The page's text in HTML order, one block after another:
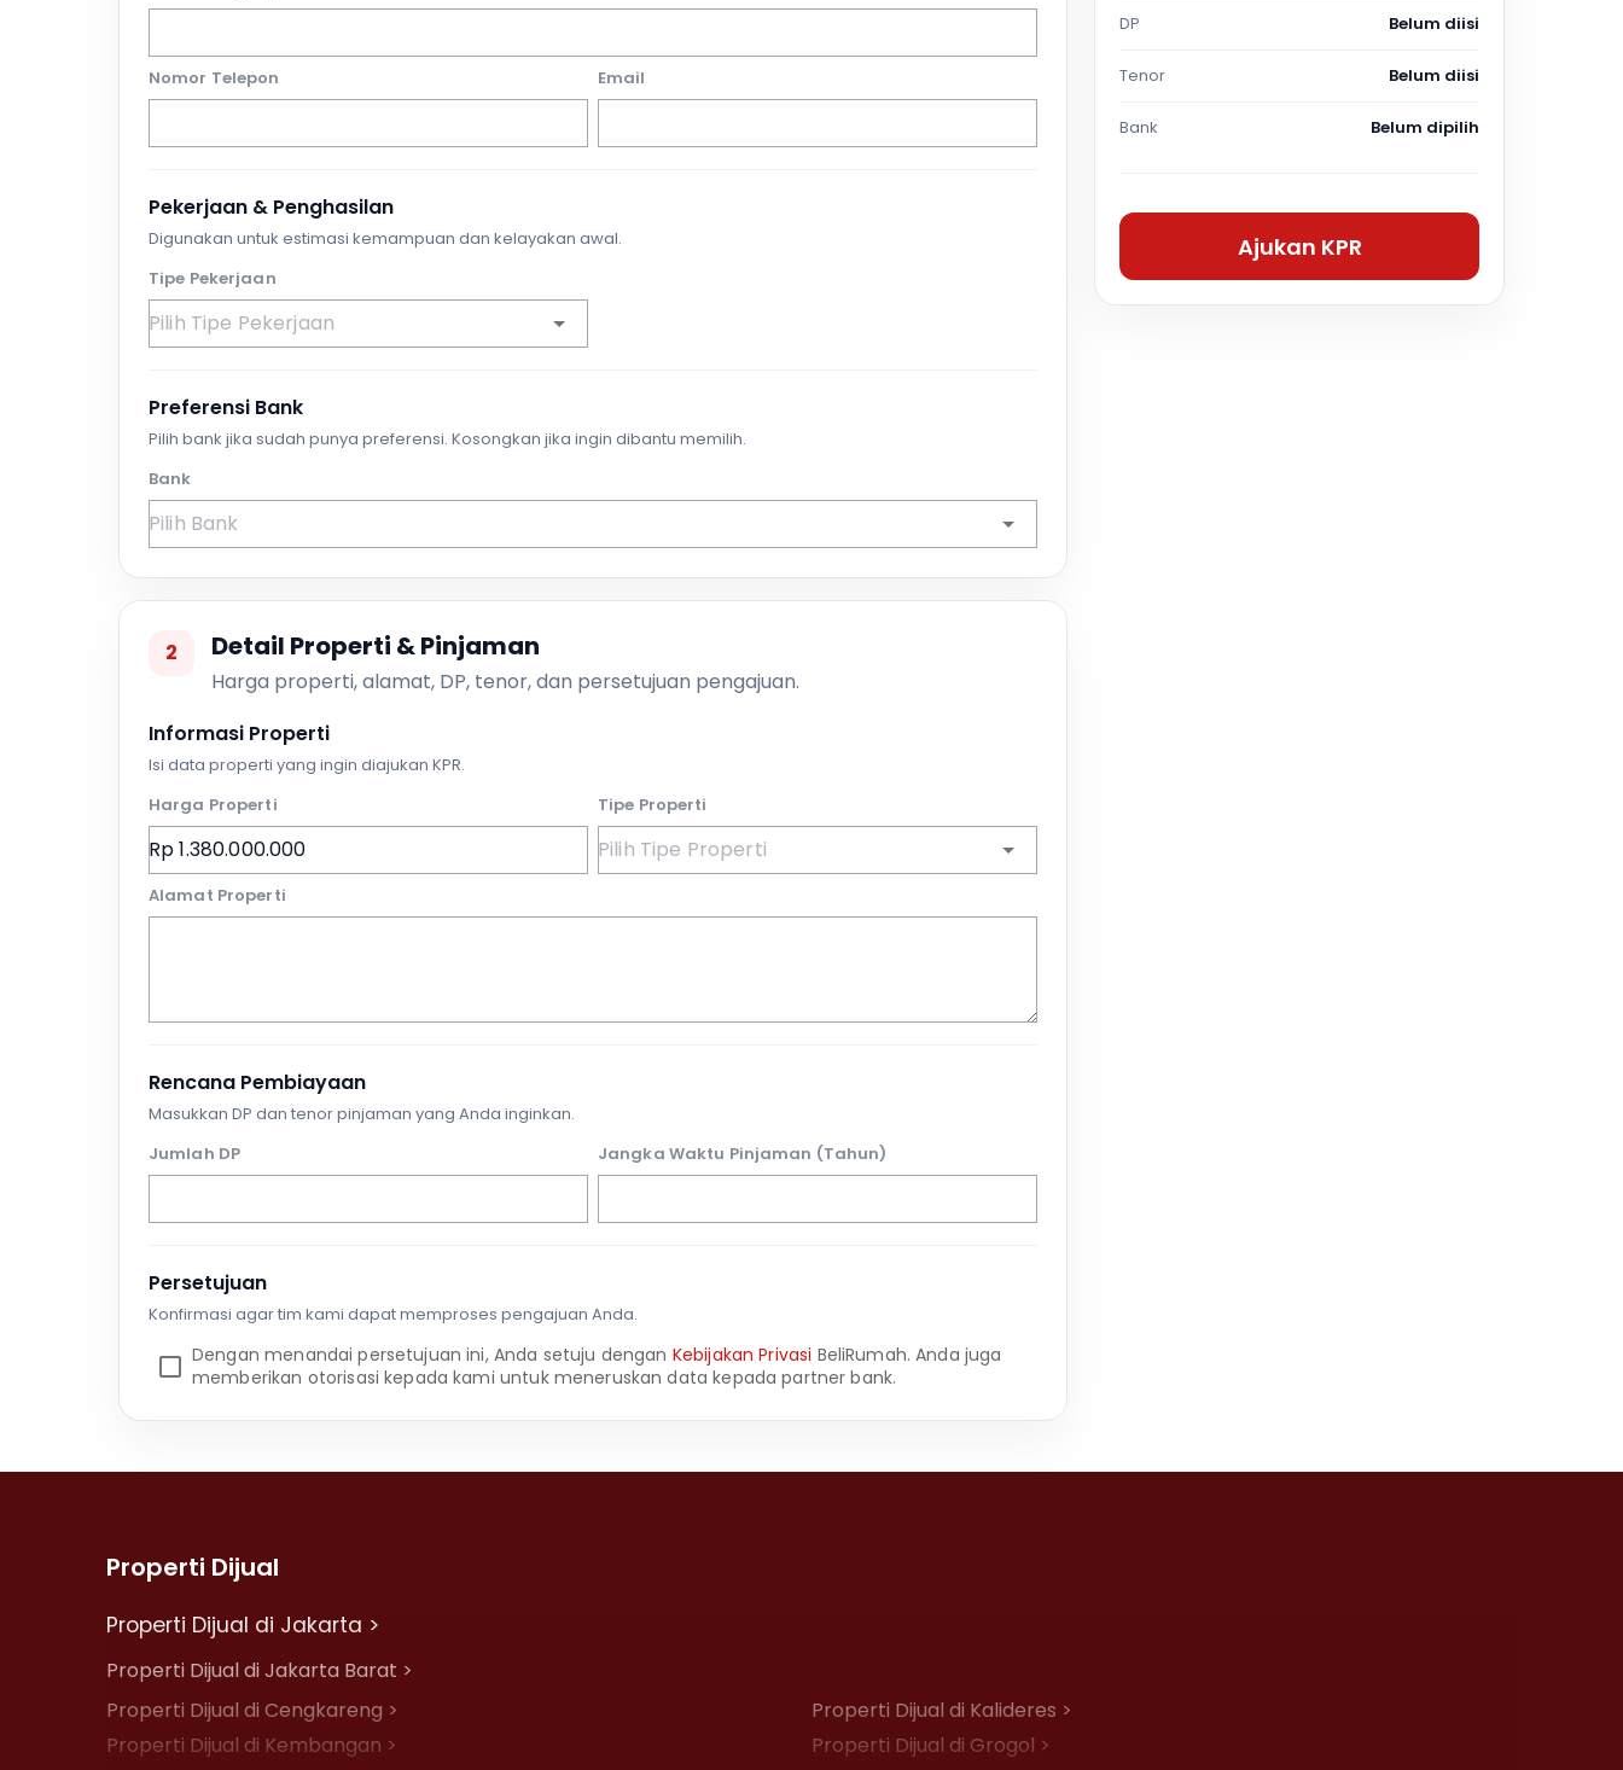
Nomor Telepon Email
Pekerjaan & Penghasilan
Digunakan untuk estimasi kemampuan dan kelayakan awal.
Tipe Pekerjaan
Preferensi Bank
Pilih bank jika sudah punya preferensi. Kosongkan jika ingin dibantu memilih.
Bank
2 Detail Properti & Pinjaman
Harga properti, alamat, DP, tenor, dan persetujuan pengajuan.
Informasi Properti
Isi data properti yang ingin diajukan KPR.
Harga Properti
Tipe Properti
Alamat Properti
Rencana Pembiayaan
Masukkan DP dan tenor pinjaman yang Anda inginkan.
Jumlah DP
Jangka Waktu Pinjaman (Tahun)
Persetujuan
Konfirmasi agar tim kami dapat memproses pengajuan Anda.
Dengan menandai persetujuan ini, Anda setuju dengan Kebijakan Privasi BeliRumah. Anda juga
memberikan otorisasi kepada kami untuk meneruskan data kepada partner bank.
DP Belum diisi
Tenor Belum diisi
Bank Belum dipilih
Ajukan KPR
Properti Dijual
Properti Dijual di Jakarta >
Properti Dijual di Jakarta Barat >
Properti Dijual di Cengkareng >
Properti Dijual di Kalideres >
Properti Dijual di Kembangan >
Properti Dijual di Grogol >